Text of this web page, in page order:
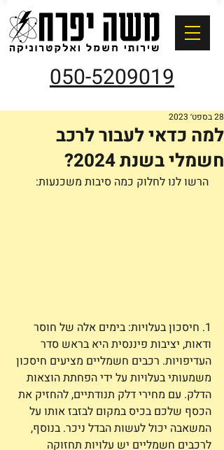
050-5209019
למה כדאי לעבור לרכב
חשמלי בשנת 2024?
28 בספט׳ 2023
1. חיסכון בעלויות: בימים אלה של חוסר
ודאות, יציבות פיננסית היא בראש סדר
העדיפויות. רכבים חשמליים מציעים חיסכון
משמעותי בעלויות על ידי הפחתת הוצאות
הדלק. עם מחירי דלק תנודתיים, להחזיק את
הכסף שלכם בכיס במקום לבזבז אותו על
המשאבה יכול לעשות הבדל ניכר. בנוסף,
לרכבים חשמליים יש עלויות תחזוקה